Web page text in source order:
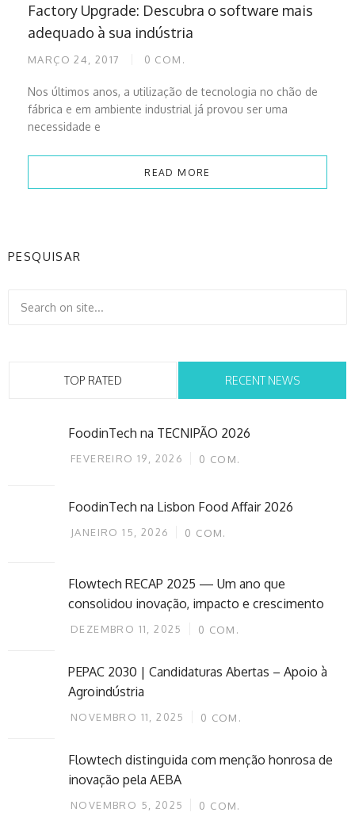
Factory Upgrade: Descubra o software mais
adequado à sua indústria
MARÇO 24, 2017 0 COM.
Nos últimos anos, a utilização de tecnologia no chão de
fábrica e em ambiente industrial já provou ser uma
necessidade e
READ MORE
PESQUISAR
TOP RATED RECENT NEWS
FoodinTech na TECNIPÃO 2026
FEVEREIRO 19, 2026 0 COM.
FoodinTech na Lisbon Food Affair 2026
JANEIRO 15, 2026 0 COM.
Flowtech RECAP 2025 — Um ano que
consolidou inovação, impacto e crescimento
DEZEMBRO 11, 2025 0 COM.
PEPAC 2030 | Candidaturas Abertas – Apoio à
Agroindústria
NOVEMBRO 11, 2025 0 COM.
Flowtech distinguida com menção honrosa de
inovação pela AEBA
NOVEMBRO 5, 2025 0 COM.